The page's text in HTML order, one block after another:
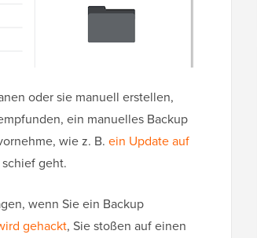
oder sie manuell erstellen,
ein manuelles Backup
wie z. B. ein Update auf
geht.
wenn Sie ein Backup
gehackt, Sie stoßen auf einen